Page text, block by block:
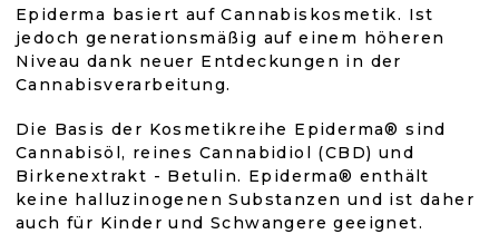
E
Epiderma basiert auf Cannabiskosmetik. Ist
jedoch generationsmäßig auf einem höheren
Niveau dank neuer Entdeckungen in der
Cannabisverarbeitung.
Die Basis der Kosmetikreihe Epiderma® sind
Cannabisöl, reines Cannabidiol (CBD) und
Birkenextrakt - Betulin. Epiderma® enthält
keine halluzinogenen Substanzen und ist daher
auch für Kinder und Schwangere geeignet.